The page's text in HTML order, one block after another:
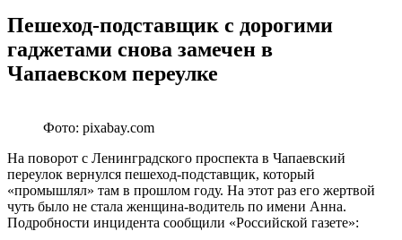
Пешеход-подставщик с дорогими
гаджетами снова замечен в
Чапаевском переулке
Фото: pixabay.com
На поворот с Ленинградского проспекта в Чапаевский
переулок вернулся пешеход-подставщик, который
«промышлял» там в прошлом году. На этот раз его жертвой
чуть было не стала женщина-водитель по имени Анна.
Подробности инцидента сообщили «Российской газете»: